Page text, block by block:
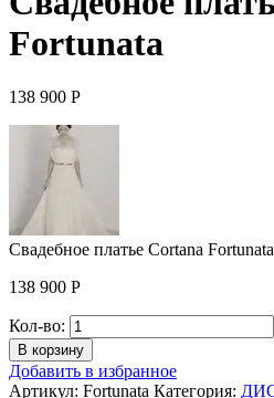
Fortunata
138 900 Р
Свадебное платье Cortana Fortunata
138 900 Р
Кол-во: Количество
Свадебное
платье
Cortana
В корзину
Добавить в избранное
Артикул: Fortunata Категория: